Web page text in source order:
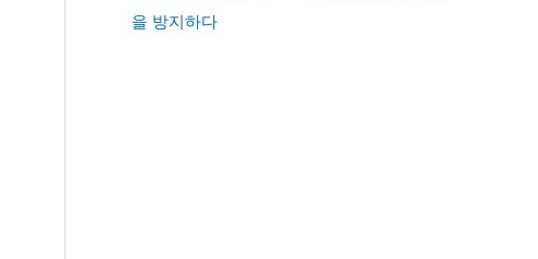
을 방지하다